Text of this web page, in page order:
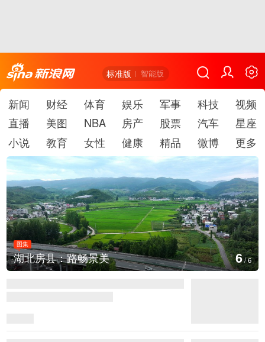
标准版 智能版
新闻 财经 体育 娱乐 军事 科技
视频
直播
美图 NBA 房产 股票 汽车
星座
小说
教育 女性 健康 精品 微博 更多
图集
德国：巴特施瓦尔巴赫森林野火 1/6